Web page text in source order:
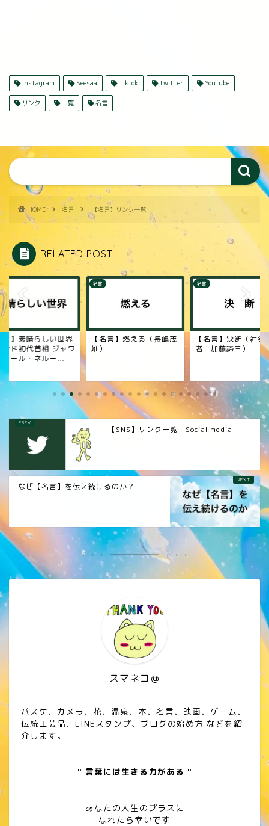
Instagram Seesaa TikTok twitter YouTube
リンク 一覧 名言
HOME 名言 【名言】リンク一覧
RELATED POST
言】素晴らしい世界
ンド初代首相 ジャワ
ラール・ネルー...
名言
【名言】燃える（長嶋茂
雄）
名言
【名言】決断（社会
者 加藤諦三）
【SNS】リンク一覧 Social media
なぜ【名言】を伝え続けるのか？
スマネコ＠
バスケ、カメラ、花、温泉、本、名言、映画、ゲーム、
伝統工芸品、LINEスタンプ、ブログの始め方 などを紹
介します。
" 言葉には生きる力がある "
あなたの人生のプラスに
なれたら幸いです